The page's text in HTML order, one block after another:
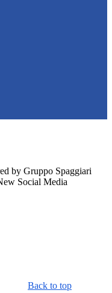
by Gruppo Spaggiari
Social Media
Back to top